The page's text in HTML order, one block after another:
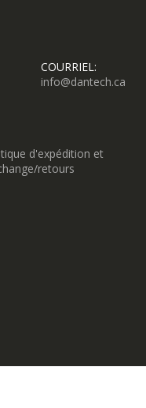
COURRIEL:
info@dantech.ca
d'expédition et
retours